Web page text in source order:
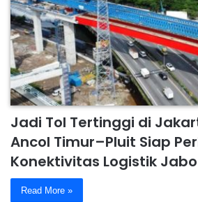
Jadi Tol Tertinggi di
Ancol Timur–Pluit Siap
Konektivitas Logistik
Read More »